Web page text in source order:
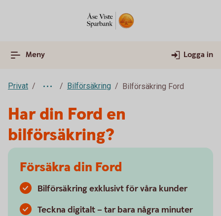
Meny Logga in
Privat Bilförsäkring Bilförsäkring Ford
Har din Ford en
bilförsäkring?
Försäkra din Ford
Bilförsäkring exklusivt för våra kunder
Teckna digitalt – tar bara några minuter